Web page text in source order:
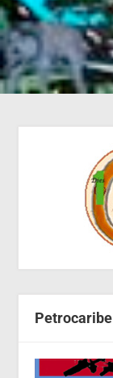
Petrocaribe